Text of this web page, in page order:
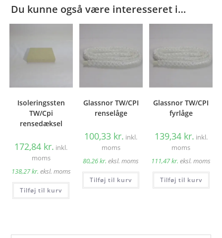
Du kunne også være interesseret i…
Isoleringssten
TW/Cpi
rensedæksel
172,84 kr. inkl.
moms
138,27kr. eksl. moms
Tilføj til kurv
Glassnor TW/CPI
renselåge
100,33 kr. inkl.
moms
80,26kr. eksl. moms
Tilføj til kurv
Glassnor TW/CPI
fyrlåge
139,34 kr. inkl.
moms
111,47kr. eksl. moms
Tilføj til kurv